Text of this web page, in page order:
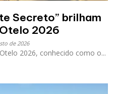
Secreto” brilham
2026
de 2026
2026, conhecido como o...